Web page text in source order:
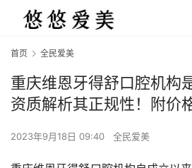
首页 全民爱美
重庆维恩牙得舒口腔机构
资质解析其正规性！附价
2023年9月18日 09:40 全民爱美